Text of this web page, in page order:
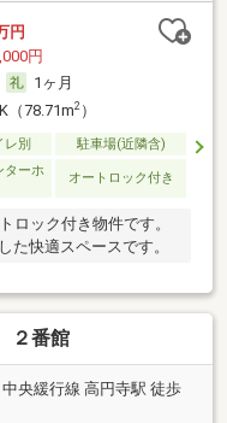
円
円
1ヶ月
（78.71m2）
レ別 駐車場(近隣含)
ターホ
オートロック付き
ロック付き物件です。
た快適スペースです。
２番館
央緩行線 高円寺駅 徒歩